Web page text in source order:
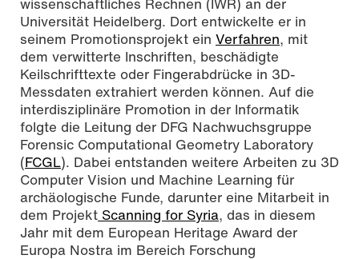
Universität Heidelberg. Dort entwickelte er in
seinem Promotionsprojekt ein Verfahren, mit
dem verwitterte Inschriften, beschädigte
Keilschrifttexte oder Fingerabdrücke in 3D-
Messdaten extrahiert werden können. Auf die
interdisziplinäre Promotion in der Informatik
folgte die Leitung der DFG Nachwuchsgruppe
Forensic Computational Geometry Laboratory
(FCGL). Dabei entstanden weitere Arbeiten zu 3D
Computer Vision und Machine Learning für
archäologische Funde, darunter eine Mitarbeit in
dem Projekt Scanning for Syria, das in diesem
Jahr mit dem European Heritage Award der
Europa Nostra im Bereich Forschung